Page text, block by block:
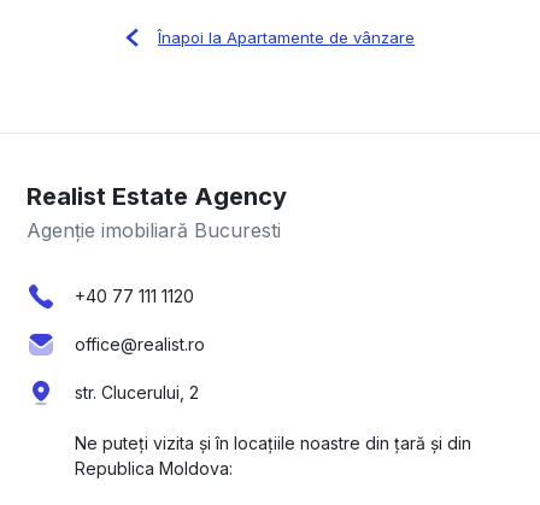
Înapoi la Apartamente de vânzare
Realist Estate Agency
Agenție imobiliară Bucuresti
+40 77 111 1120
office@realist.ro
str. Clucerului, 2
Ne puteți vizita și în locațiile noastre din țară și din
Republica Moldova: